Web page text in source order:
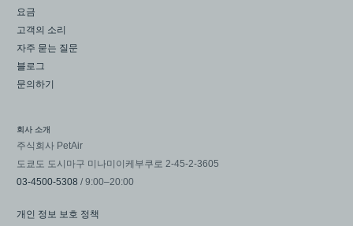
요금
고객의 소리
자주 묻는 질문
블로그
문의하기
회사 소개
주식회사 PetAir
도쿄도 도시마구 미나미이케부쿠로 2-45-2-3605
03-4500-5308 / 9:00–20:00
개인 정보 보호 정책